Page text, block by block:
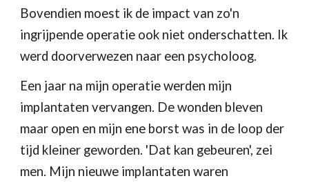
Bovendien moest ik de impact van zo'n
ingrijpende operatie ook niet onderschatten. Ik
werd doorverwezen naar een psycholoog.
Een jaar na mijn operatie werden mijn
implantaten vervangen. De wonden bleven
maar open en mijn ene borst was in de loop der
tijd kleiner geworden. 'Dat kan gebeuren', zei
men. Mijn nieuwe implantaten waren